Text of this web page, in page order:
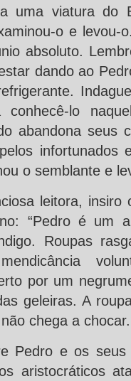
uma viatura do
o e levou-
absoluto.
dando ao
conhecê-lo
abandona seus
infortunados
o semblante e
leitora,
“Pedro é um
Roupas
por um
geleiras. A
chega a chocar.
Pedro e os
aristocráticos